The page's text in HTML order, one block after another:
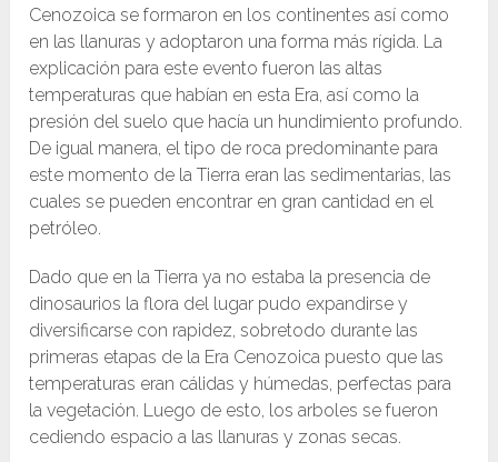
Cenozoica se formaron en los continentes así como
en las llanuras y adoptaron una forma más rígida. La
explicación para este evento fueron las altas
temperaturas que habían en esta Era, así como la
presión del suelo que hacía un hundimiento profundo.
De igual manera, el tipo de roca predominante para
este momento de la Tierra eran las sedimentarias, las
cuales se pueden encontrar en gran cantidad en el
petróleo.
Dado que en la Tierra ya no estaba la presencia de
dinosaurios la flora del lugar pudo expandirse y
diversificarse con rapidez, sobretodo durante las
primeras etapas de la Era Cenozoica puesto que las
temperaturas eran cálidas y húmedas, perfectas para
la vegetación. Luego de esto, los arboles se fueron
cediendo espacio a las llanuras y zonas secas.